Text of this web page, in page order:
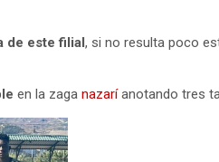
de este filial, si no resulta poco
en la zaga nazaríanotando tres